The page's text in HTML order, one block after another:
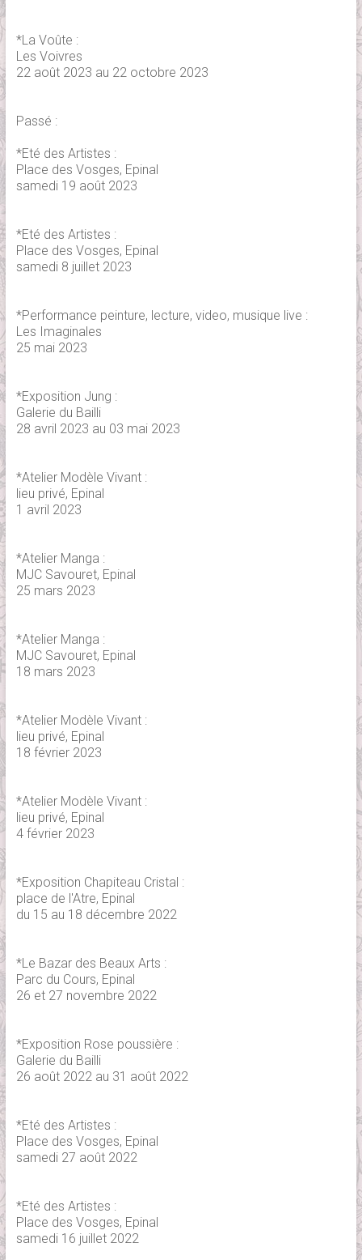
*La Voûte :
Les Voivres
22 août 2023 au 22 octobre 2023
Passé :
*Eté des Artistes :
Place des Vosges, Epinal
samedi 19 août 2023
*Eté des Artistes :
Place des Vosges, Epinal
samedi 8 juillet 2023
*Performance peinture, lecture, video, musique live :
Les Imaginales
25 mai 2023
*Exposition Jung :
Galerie du Bailli
28 avril 2023 au 03 mai 2023
*Atelier Modèle Vivant :
lieu privé, Epinal
1 avril 2023
*Atelier Manga :
MJC Savouret, Epinal
25 mars 2023
*Atelier Manga :
MJC Savouret, Epinal
18 mars 2023
*Atelier Modèle Vivant :
lieu privé, Epinal
18 février 2023
*Atelier Modèle Vivant :
lieu privé, Epinal
4 février 2023
*Exposition Chapiteau Cristal :
place de l'Atre, Epinal
du 15 au 18 décembre 2022
*Le Bazar des Beaux Arts :
Parc du Cours, Epinal
26 et 27 novembre 2022
*Exposition Rose poussière :
Galerie du Bailli
26 août 2022 au 31 août 2022
*Eté des Artistes :
Place des Vosges, Epinal
samedi 27 août 2022
*Eté des Artistes :
Place des Vosges, Epinal
samedi 16 juillet 2022